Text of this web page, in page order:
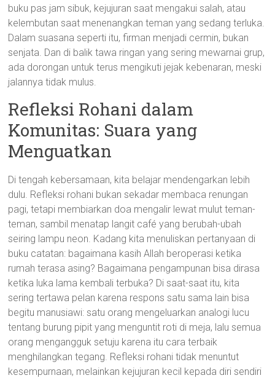
buku pas jam sibuk, kejujuran saat mengakui salah, atau
kelembutan saat menenangkan teman yang sedang terluka.
Dalam suasana seperti itu, firman menjadi cermin, bukan
senjata. Dan di balik tawa ringan yang sering mewarnai grup,
ada dorongan untuk terus mengikuti jejak kebenaran, meski
jalannya tidak mulus.
Refleksi Rohani dalam
Komunitas: Suara yang
Menguatkan
Di tengah kebersamaan, kita belajar mendengarkan lebih
dulu. Refleksi rohani bukan sekadar membaca renungan
pagi, tetapi membiarkan doa mengalir lewat mulut teman-
teman, sambil menatap langit café yang berubah-ubah
seiring lampu neon. Kadang kita menuliskan pertanyaan di
buku catatan: bagaimana kasih Allah beroperasi ketika
rumah terasa asing? Bagaimana pengampunan bisa dirasa
ketika luka lama kembali terbuka? Di saat-saat itu, kita
sering tertawa pelan karena respons satu sama lain bisa
begitu manusiawi: satu orang mengeluarkan analogi lucu
tentang burung pipit yang menguntit roti di meja, lalu semua
orang mengangguk setuju karena itu cara terbaik
menghilangkan tegang. Refleksi rohani tidak menuntut
kesempurnaan, melainkan kejujuran kecil kepada diri sendiri